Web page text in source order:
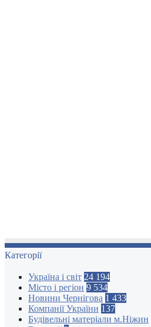
Категорії
Україна і світ 24 194
Місто і регіон 9 534
Новини Чернігова 1 433
Компанії України 137
Будівельні матеріали м.Ніжин